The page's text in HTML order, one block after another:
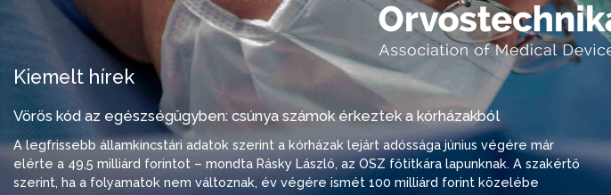
Kiemelt hírek
Vörös kód az egészségügyben: csúnya számok érkeztek a kórházakból
A legfrissebb államkincstári adatok szerint a kórházak lejárt adóssága június végére már
elérte a 49,5 milliárd forintot – mondta Rásky László, az OSZ főtitkára lapunknak. A szakértő
szerint, ha a folyamatok nem változnak, év végére ismét 100 milliárd forint közelébe